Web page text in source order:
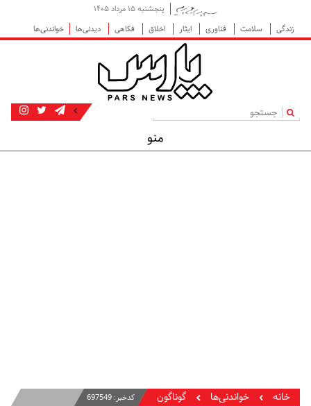
پنجشنبه ۱۵ مرداد ۱۴۰۵
زندگی
سلامت فناوری ایثار اخلاق فکاهی دیدنی‌ها خواندنی‌ها
|
منو
خانه خواندنی‌ها گوناگون کدخبر: 697549